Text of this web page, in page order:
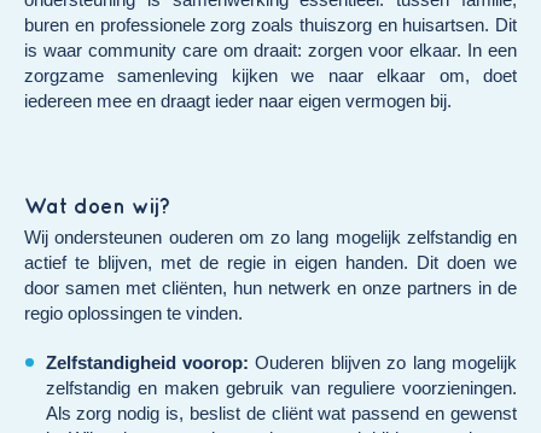
buren en professionele zorg zoals thuiszorg en huisartsen. Dit
is waar community care om draait: zorgen voor elkaar. In een
zorgzame samenleving kijken we naar elkaar om, doet
iedereen mee en draagt ieder naar eigen vermogen bij.
Wat doen wij?
Wij ondersteunen ouderen om zo lang mogelijk zelfstandig en
actief te blijven, met de regie in eigen handen. Dit doen we
door samen met cliënten, hun netwerk en onze partners in de
regio oplossingen te vinden.
Zelfstandigheid voorop: Ouderen blijven zo lang mogelijk
zelfstandig en maken gebruik van reguliere voorzieningen.
Als zorg nodig is, beslist de cliënt wat passend en gewenst